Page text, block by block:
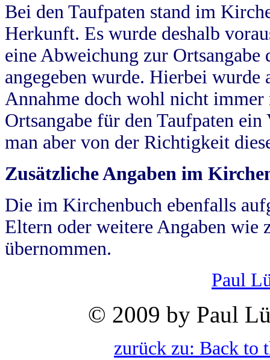
Bei den Taufpaten stand im
Herkunft. Es wurde deshalb
eine Abweichung zur
angegeben wurde. Hierbei wurde
Annahme doch wohl nicht
Ortsangabe für den Taufpaten
man aber von der Richtigkeit
Zusätzliche Angaben im
Die im Kirchenbuch ebenfalls
Eltern oder weitere Angaben wie
übernommen.
Paul
© 2009 by Paul
zurück zu: Back to